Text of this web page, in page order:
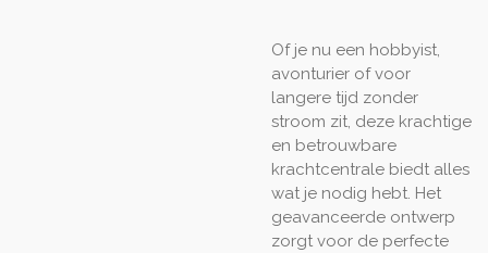
Of je nu een hobbyist,
avonturier of voor
langere tijd zonder
stroom zit, deze krachtige
en betrouwbare
krachtcentrale biedt alles
wat je nodig hebt. Het
geavanceerde ontwerp
zorgt voor de perfecte